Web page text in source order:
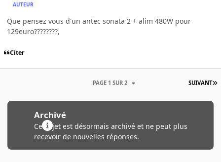
AUTEUR
Que pensez vous d'un antec sonata 2 + alim 480W pour
129euro????????,
Citer
SUIVANT
PAGE 1 SUR 2
Archivé
Ce sujet est désormais archivé et ne peut plus
recevoir de nouvelles réponses.